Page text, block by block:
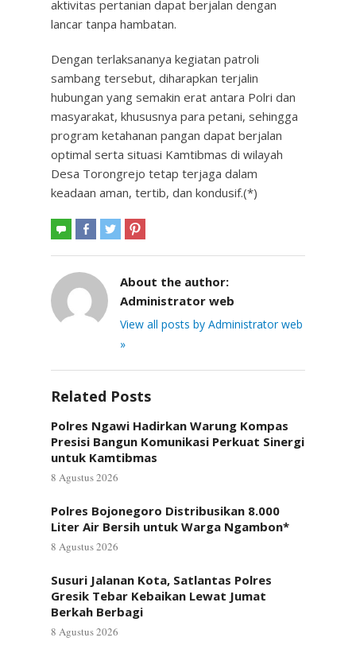
aktivitas pertanian dapat berjalan dengan
lancar tanpa hambatan.
Dengan terlaksananya kegiatan patroli
sambang tersebut, diharapkan terjalin
hubungan yang semakin erat antara Polri dan
masyarakat, khususnya para petani, sehingga
program ketahanan pangan dapat berjalan
optimal serta situasi Kamtibmas di wilayah
Desa Torongrejo tetap terjaga dalam
keadaan aman, tertib, dan kondusif.(*)
About the author:
Administrator web
View all posts by Administrator web
»
Related Posts
Polres Ngawi Hadirkan Warung Kompas
Presisi Bangun Komunikasi Perkuat Sinergi
untuk Kamtibmas
8 Agustus 2026
Polres Bojonegoro Distribusikan 8.000
Liter Air Bersih untuk Warga Ngambon*
8 Agustus 2026
Susuri Jalanan Kota, Satlantas Polres
Gresik Tebar Kebaikan Lewat Jumat
Berkah Berbagi
8 Agustus 2026